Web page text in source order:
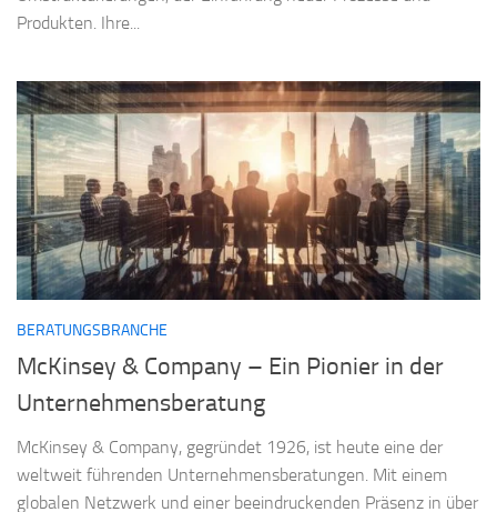
Produkten. Ihre...
BERATUNGSBRANCHE
McKinsey & Company – Ein Pionier in der
Unternehmensberatung
McKinsey & Company, gegründet 1926, ist heute eine der
weltweit führenden Unternehmensberatungen. Mit einem
globalen Netzwerk und einer beeindruckenden Präsenz in über